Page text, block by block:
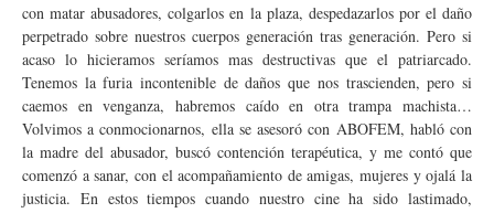
con matar abusadores, colgarlos en la plaza, despedazarlos por el daño
perpetrado sobre nuestros cuerpos generación tras generación. Pero si
acaso lo hicieramos seríamos mas destructivas que el patriarcado.
Tenemos la furia incontenible de daños que nos trascienden, pero si
caemos en venganza, habremos caído en otra trampa machista…
Volvimos a conmocionarnos, ella se asesoró con ABOFEM, habló con
la madre del abusador, buscó contención terapéutica, y me contó que
comenzó a sanar, con el acompañamiento de amigas, mujeres y ojalá la
justicia. En estos tiempos cuando nuestro cine ha sido lastimado,